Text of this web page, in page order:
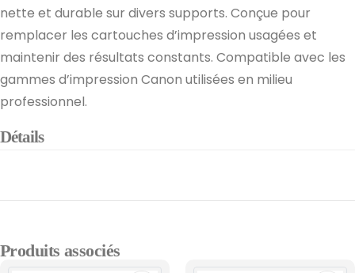
nette et durable sur divers supports. Conçue pour
remplacer les cartouches d’impression usagées et
maintenir des résultats constants. Compatible avec les
gammes d’impression Canon utilisées en milieu
professionnel.
Détails
Produits associés